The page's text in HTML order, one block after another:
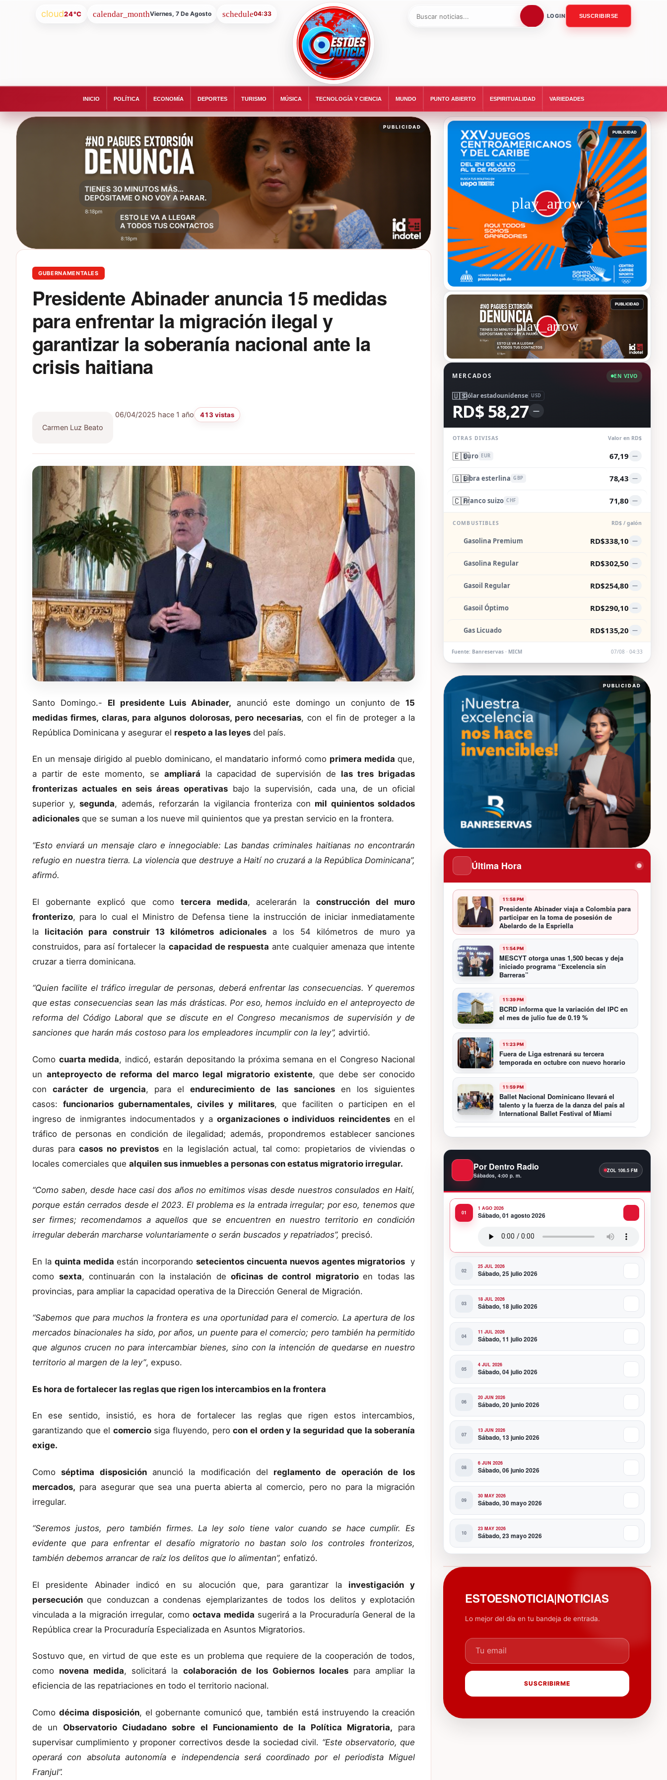
cloud24°C Viernes, 7 De Agosto 04:33
ESTOESNOTICIA|NOTICIAS
LOGIN SUSCRIBIRSE
INICIO POLÍTICA ECONOMÍA DEPORTES TURISMO MÚSICA TECNOLOGÍA Y CIENCIA MUNDO PUNTO ABIERTO ESPIRITUALIDAD VARIEDADES
PUBLICIDAD
GUBERNAMENTALES
Presidente Abinader anuncia 15 medidas
para enfrentar la migración ilegal y
garantizar la soberanía nacional ante la
crisis haitiana
Carmen Luz Beato
06/04/2025 hace 1 año 413 vistas
Santo Domingo.- El presidente Luis Abinader, anunció este domingo un conjunto de15
medidas firmes, claras, para algunos dolorosas, pero necesarias, con el fin de proteger a la
República Dominicana y asegurar el respeto a las leyes del país.
En un mensaje dirigido al pueblo dominicano, el mandatario informó como primera medida que,
a partir de este momento, seampliará la capacidad de supervisión de las tres brigadas
fronterizas actuales en seis áreas operativasbajo la supervisión, cada una, de un oficial
superior y,segunda, además, reforzarán la vigilancia fronteriza con mil quinientos soldados
adicionales que se suman a los nueve mil quinientos que ya prestan servicio en la frontera.
“Esto enviará un mensaje claro e innegociable: Las bandas criminales haitianas no encontrarán
refugio en nuestra tierra. La violencia que destruye a Haití no cruzará a la República Dominicana”,
afirmó.
El gobernante explicó que como tercera medida, acelerarán la construcción del muro
fronterizo, para lo cual el Ministro de Defensa tiene la instrucción de iniciar inmediatamente
la licitación para construir 13 kilómetros adicionales a los 54 kilómetros de muro ya
construidos, para así fortalecer la capacidad de respuesta ante cualquier amenaza que intente
cruzar a tierra dominicana.
“Quien facilite el tráfico irregular de personas, deberá enfrentar las consecuencias. Y queremos
que estas consecuencias sean las más drásticas. Por eso, hemos incluido en el anteproyecto de
reforma del Código Laboral que se discute en el Congreso mecanismos de supervisión y de
sanciones que harán más costoso para los empleadores incumplir con la ley”, advirtió.
Como cuarta medida, indicó, estarán depositando la próxima semana en el Congreso Nacional
un anteproyecto de reforma del marco legal migratorio existente, que debe ser conocido
concarácter de urgencia, para elendurecimiento de las sancionesen los siguientes
casos: funcionarios gubernamentales, civiles y militares, que faciliten o participen en el
ingreso de inmigrantes indocumentados y a organizaciones o individuos reincidentesen el
tráfico de personas en condición de ilegalidad; además, propondremos establecer sanciones
duras paracasos no previstosen la legislación actual, tal como: propietarios de viviendas o
locales comerciales que alquilen sus inmuebles a personas con estatus migratorio irregular.
“Como saben, desde hace casi dos años no emitimos visas desde nuestros consulados en Haití,
porque están cerrados desde el 2023. El problema es la entrada irregular; por eso, tenemos que
ser firmes; recomendamos a aquellos que se encuentren en nuestro territorio en condición
irregular deberán marcharse voluntariamente o serán buscados y repatriados”, precisó.
En la quinta medida están incorporandosetecientos cincuenta nuevos agentes migratoriosy
como sexta, continuarán con la instalación deoficinas de control migratorioen todas las
provincias, para ampliar la capacidad operativa de la Dirección General de Migración.
“Sabemos que para muchos la frontera es una oportunidad para el comercio. La apertura de los
mercados binacionales ha sido, por años, un puente para el comercio; pero también ha permitido
que algunos crucen no para intercambiar bienes, sino con la intención de quedarse en nuestro
territorio al margen de la ley”, expuso.
Es hora de fortalecer las reglas que rigen los intercambios en la frontera
En ese sentido, insistió, es hora de fortalecer las reglas que rigen estos intercambios,
garantizando que el comerciosiga fluyendo, perocon el orden y la seguridad que la soberanía
exige.
Comoséptima disposiciónanunció la modificación del reglamento de operación de los
mercados, para asegurar que sea una puerta abierta al comercio, pero no para la migración
irregular.
“Seremos justos, pero también firmes. La ley solo tiene valor cuando se hace cumplir. Es
evidente que para enfrentar el desafío migratorio no bastan solo los controles fronterizos,
también debemos arrancar de raíz los delitos que lo alimentan”, enfatizó.
El presidente Abinader indicó en su alocución que, para garantizar la investigación y
persecuciónque conduzcan a condenas ejemplarizantes de todos los delitos y explotación
vinculada a la migración irregular, comooctava medida sugerirá a la Procuraduría General de la
República crear la Procuraduría Especializada en Asuntos Migratorios.
Sostuvo que, en virtud de que este es un problema que requiere de la cooperación de todos,
como novena medida, solicitará la colaboración de los Gobiernos locales para ampliar la
eficiencia de las repatriaciones en todo el territorio nacional.
Como décima disposición, el gobernante comunicó que, también está instruyendo la creación
de un Observatorio Ciudadano sobre el Funcionamiento de la Política Migratoria, para
supervisar cumplimiento y proponer correctivos desde la sociedad civil. “Este observatorio, que
operará con absoluta autonomía e independencia será coordinado por el periodista Miguel
Franjul”.
MERCADOS EN VIVO
🇺🇸Dólar estadounidense USD
RD$ 58,27 —
OTRAS DIVISAS Valor en RD$
🇪🇺Euro EUR 67,19 —
🇬🇧Libra esterlina GBP 78,43 —
🇨🇭Franco suizo CHF 71,80 —
COMBUSTIBLES RD$ / galón
Gasolina Premium RD$338,10 —
Gasolina Regular RD$302,50 —
Gasoil Regular RD$254,80 —
Gasoil Óptimo RD$290,10 —
Gas Licuado RD$135,20 —
Fuente: Banreservas · MICM 07/08 · 04:33
PUBLICIDAD
Última Hora
11:58 PM
Presidente Abinader viaja a Colombia para
participar en la toma de posesión de
Abelardo de la Espriella
11:54 PM
MESCYT otorga unas 1,500 becas y deja
iniciado programa “Excelencia sin
Barreras”
11:39 PM
BCRD informa que la variación del IPC en
el mes de julio fue de 0.19 %
11:23 PM
Fuera de Liga estrenará su tercera
temporada en octubre con nuevo horario
11:59 PM
Ballet Nacional Dominicano llevará el
talento y la fuerza de la danza del país al
International Ballet Festival of Miami
11:55 PM
Hospiten Santo Domingo destaca el valor
Banreservas recibe nuevamente la máxima
calificación crediticia AAA.do de Moody’s
Local RD con perspectiva Estable
10:51 PM
Producciones Panda Rosa anuncia su
nueva puesta en escena: “PARADISO”
Por Dentro Radio
Sábados, 4:00 p. m.
1 AGO 2026
Sábado, 01 agosto 2026
25 JUL 2026
Sábado, 25 julio 2026
18 JUL 2026
Sábado, 18 julio 2026
11 JUL 2026
Sábado, 11 julio 2026
4 JUL 2026
Sábado, 04 julio 2026
20 JUN 2026
Sábado, 20 junio 2026
13 JUN 2026
Sábado, 13 junio 2026
6 JUN 2026
Sábado, 06 junio 2026
30 MAY 2026
Sábado, 30 mayo 2026
23 MAY 2026
Sábado, 23 mayo 2026
ESTOESNOTICIA|NOTICIAS
Lo mejor del día en tu bandeja de entrada.
Tu email
SUSCRIBIRME